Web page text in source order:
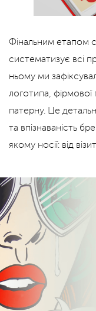
Фінальним етапом
систематизує всі
ньому ми
логотипа,
патерну. Це
та впізнаваність
якому носії: від